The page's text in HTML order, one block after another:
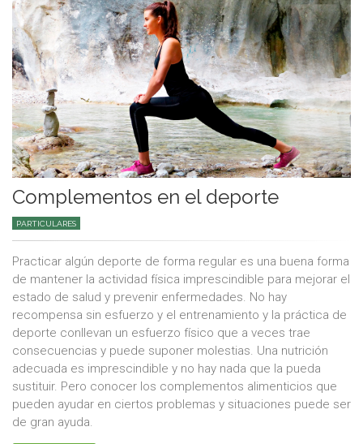
Complementos en el deporte
PARTICULARES
Practicar algún deporte de forma regular es una buena forma
de mantener la actividad física imprescindible para mejorar el
estado de salud y prevenir enfermedades. No hay
recompensa sin esfuerzo y el entrenamiento y la práctica de
deporte conllevan un esfuerzo físico que a veces trae
consecuencias y puede suponer molestias. Una nutrición
adecuada es imprescindible y no hay nada que la pueda
sustituir. Pero conocer los complementos alimenticios que
pueden ayudar en ciertos problemas y situaciones puede ser
de gran ayuda.